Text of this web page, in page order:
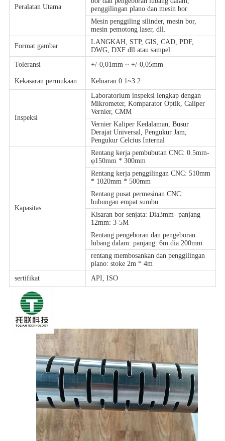
Peralatan Utama
penggilingan plano dan mesin bor
Mesin penggiling silinder, mesin bor,
mesin pemotong laser, dll.
Format gambar
LANGKAH, STP, GIS, CAD, PDF,
DWG, DXF dll atau sampel.
Toleransi
+/-0,01mm ~ +/-0,05mm
Kekasaran permukaan Keluaran 0.1~3.2
Inspeksi
Laboratorium inspeksi lengkap dengan
Mikrometer, Komparator Optik, Caliper
Vernier, CMM
Vernier Kaliper Kedalaman, Busur
Derajat Universal, Pengukur Jam,
Pengukur Celcius Internal
Kapasitas
Rentang kerja pembubutan CNC: 0.5mm-
φ150mm * 300mm
Rentang kerja penggilingan CNC: 510mm
* 1020mm * 500mm
Rentang pusat permesinan CNC:
hubungan empat sumbu
Kisaran bor senjata: Dia3mm- panjang
12mm: 3-5M
Rentang pengeboran dan pengeboran
lubang dalam: panjang: 6m dia 200mm
rentang membosankan dan penggilingan
plano: stoke 2m * 4m
sertifikat
API, ISO